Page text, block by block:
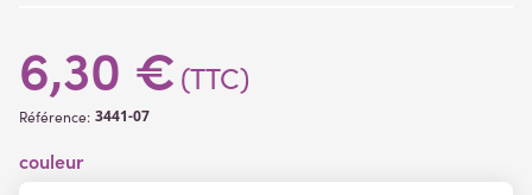
6,30 € (TTC)
Référence: 3441-07
couleur